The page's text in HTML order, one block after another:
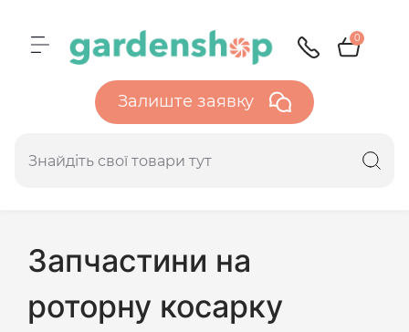
0
Залиште заявку
Запчастини на
роторну косарку